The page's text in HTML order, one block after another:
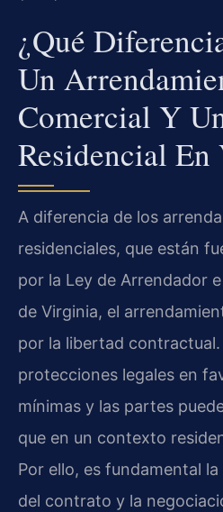
¿Qué
Un
Comercial Y
Residencial
A diferencia de los
residenciales, que están
por la Ley de Arrendador
de Virginia, el
por la libertad
protecciones legales en
mínimas y las partes
que en un contexto
Por ello, es fundamental
del contrato y la